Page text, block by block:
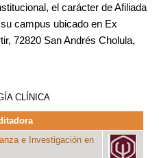
el carácter de Afiliada
campus ubicado en Ex
72820 San Andrés Cholula,
CLÍNICA
e Investigación en